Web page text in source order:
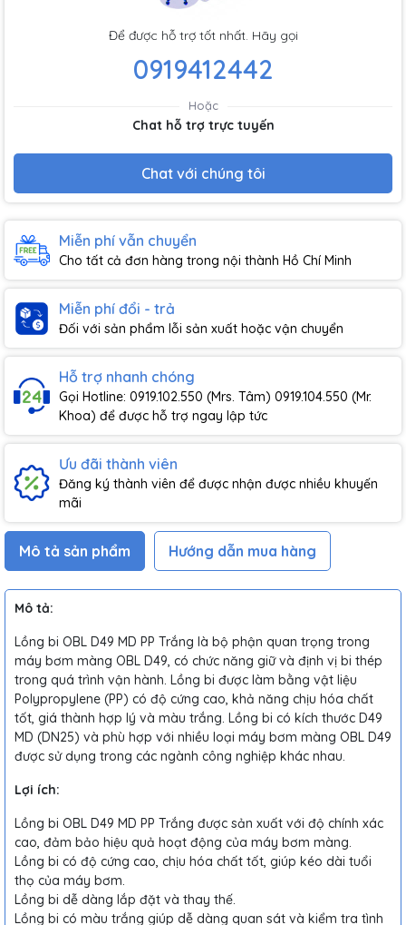
Để được hỗ trợ tốt nhất. Hãy gọi
0919412442
Hoặc
Chat hỗ trợ trực tuyến
Chat với chúng tôi
Miễn phí vẫn chuyển
Cho tất cả đơn hàng trong nội thành Hồ Chí Minh
Miễn phí đổi - trả
Đối với sản phẩm lỗi sản xuất hoặc vận chuyển
Hỗ trợ nhanh chóng
Gọi Hotline: 0919.102.550 (Mrs. Tâm) 0919.104.550 (Mr.
Khoa) để được hỗ trợ ngay lập tức
Ưu đãi thành viên
Đăng ký thành viên để được nhận được nhiều khuyến
mãi
Mô tả sản phẩm Hướng dẫn mua hàng
Mô tả:
Lồng bi OBL D49 MD PP Trắng là bộ phận quan trọng trong
máy bơm màng OBL D49, có chức năng giữ và định vị bi thép
trong quá trình vận hành. Lồng bi được làm bằng vật liệu
Polypropylene (PP) có độ cứng cao, khả năng chịu hóa chất
tốt, giá thành hợp lý và màu trắng. Lồng bi có kích thước D49
MD (DN25) và phù hợp với nhiều loại máy bơm màng OBL D49
được sử dụng trong các ngành công nghiệp khác nhau.
Lợi ích:
Lồng bi OBL D49 MD PP Trắng được sản xuất với độ chính xác
cao, đảm bảo hiệu quả hoạt động của máy bơm màng.
Lồng bi có độ cứng cao, chịu hóa chất tốt, giúp kéo dài tuổi
thọ của máy bơm.
Lồng bi dễ dàng lắp đặt và thay thế.
Lồng bi có màu trắng giúp dễ dàng quan sát và kiểm tra tình